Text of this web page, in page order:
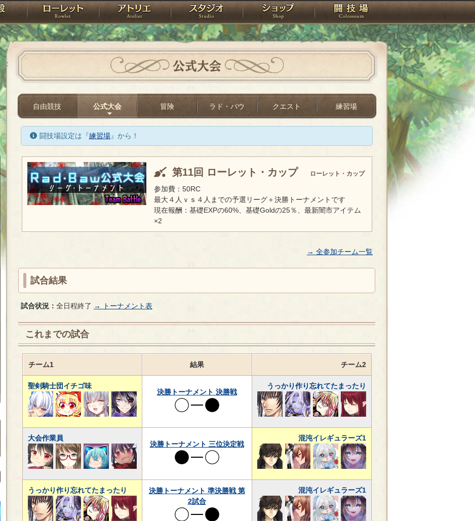
PandoraPartyProject
神殿 ローレット アトリエ スタジオ ショップ 闘技場
公式大会
自由競技 公式大会 冒険 ラド・バウ クエスト 練習場
闘技場設定は『練習場』から！
第11回 ローレット・カップ ローレット・カップ
参加費：50RC
最大４人ｖｓ４人までの予選リーグ＋決勝トーナメントです
現在報酬：基礎EXPの60%、基礎Goldの25％、最新闇市アイテム
×2
→ 全参加チーム一覧
試合結果
試合状況： 全日程終了 → トーナメント表
これまでの試合
チーム1 結果 チーム2
聖剣騎士団イチゴ味
決勝トーナメント 決勝戦
うっかり作り忘れてたまったり
大会作業員
決勝トーナメント 三位決定戦
混沌イレギュラーズ1
うっかり作り忘れてたまったり
決勝トーナメント 準決勝戦 第
2試合
混沌イレギュラーズ1